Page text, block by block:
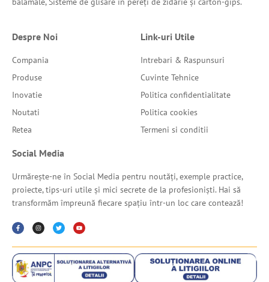
Despre Noi
Compania
Produse
Inovatie
Noutati
Retea
Link-uri Utile
Intrebari & Raspunsuri
Cuvinte Tehnice
Politica confidentialitate
Politica cookies
Termeni si conditii
Social Media
Urmărește-ne în Social Media pentru noutăți, exemple practice,
proiecte, tips-uri utile și mici secrete de la profesioniști. Hai să
transformăm împreună fiecare spațiu într-un loc care contează!